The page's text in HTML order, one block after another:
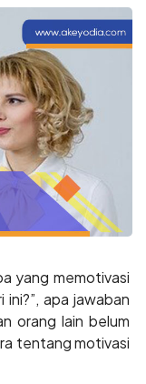
yang memotivasi
apa jawaban
orang lain belum
tentang motivasi